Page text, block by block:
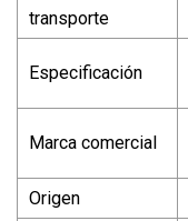
transporte
Especificación
Marca comercial
Origen